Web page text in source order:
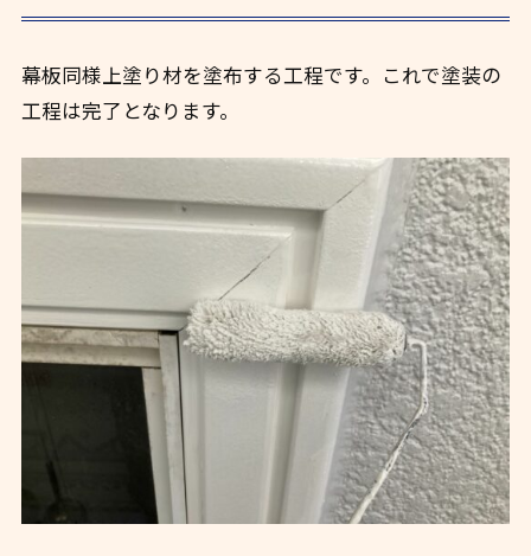
幕板同様上塗り材を塗布する工程です。これで塗装の
工程は完了となります。